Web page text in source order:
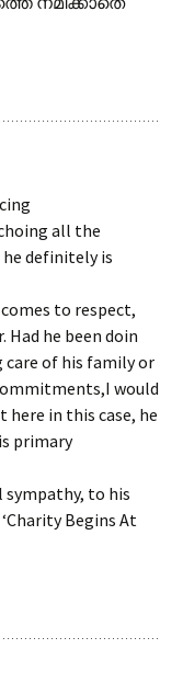
all the
he definitely is
to respect,
he been doin
of his family or
would
here in this case, he
primary
sympathy, to his
Begins At